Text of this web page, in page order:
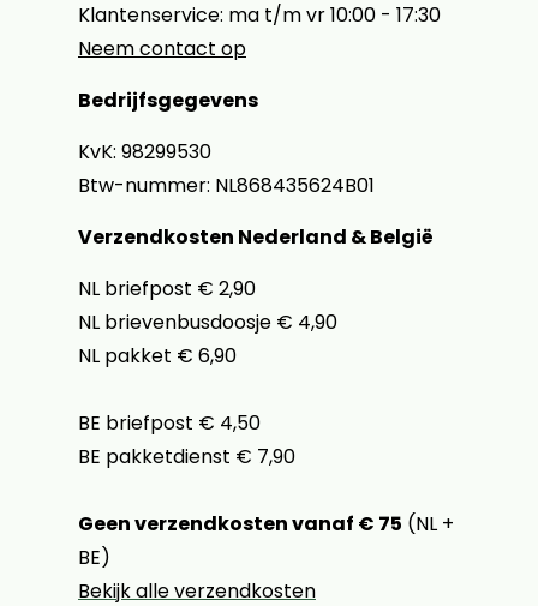
Klantenservice: ma t/m vr 10:00 - 17:30
Neem contact op
Bedrijfsgegevens
KvK: 98299530
Btw-nummer: NL868435624B01
Verzendkosten Nederland & België
NL briefpost € 2,90
NL brievenbusdoosje € 4,90
NL pakket € 6,90
BE briefpost € 4,50
BE pakketdienst € 7,90
Geen verzendkosten vanaf € 75 (NL +
BE)
Bekijk alle verzendkosten